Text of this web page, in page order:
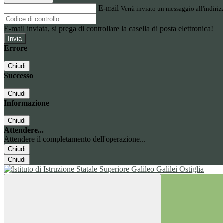
E-mail Verrà inviato un messaggio
E-mail inviata, si prega di controllare la casella di posta elettronica!
Errore
Chiudi
Successo
Chiudi
Informazione
Chiudi
Attendere...
Attendere il completamento dell'operazione...
Chiudi
Chiudi